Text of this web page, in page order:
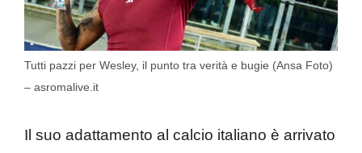
Tutti pazzi per Wesley, il punto tra verità e bugie (Ansa Foto)
– asromalive.it
Il suo adattamento al calcio italiano è arrivato